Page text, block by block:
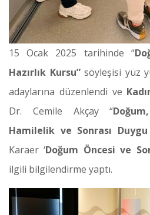
15 Ocak 2025 tarihinde “
Hazırlık Kursu” söyleşisi yüz
adaylarına düzenlendi ve
Dr. Cemile Akçay “
Hamilelik ve Sonrası
Karaer ‘Doğum Öncesi ve
ilgili bilgilendirme yaptı.